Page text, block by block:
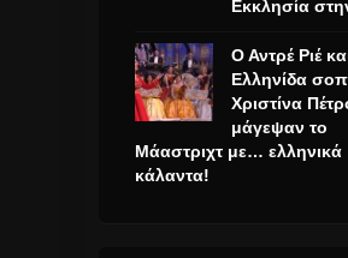
Εκκλησία
Ο Αντρέ Ριέ
Ελληνίδα
Χριστίνα
μάγεψαν το
Μάαστριχτ με… ελληνικά
κάλαντα!